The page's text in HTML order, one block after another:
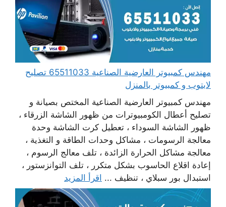
مهندس كمبيوتر العارضية الصناعية 65511033 تصليح
لابتوب و كمبيوتر بالمنزل
مهندس كمبيوتر العارضية الصناعية المختص بصيانة و
تصليح أعطال الكومبيوترات من ظهور الشاشة الزرقاء ،
ظهور الشاشة السوداء ، تعطيل كرت الشاشة وحدة
معالجة الرسومات ، مشاكل وحدات الطاقة و التغذية ،
معالجة مشاكل الحرارة الزائدة ، تلف معالج الرسوم ،
إعادة اقلاع الحاسوب بشكل متكرر ، تلف التوانزستور ،
استبدال بور سبلاي ، تنظيف ... اقرأ المزيد